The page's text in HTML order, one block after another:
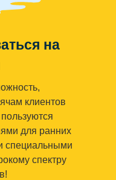
на
клиентов
для ранних
специальными
спектру